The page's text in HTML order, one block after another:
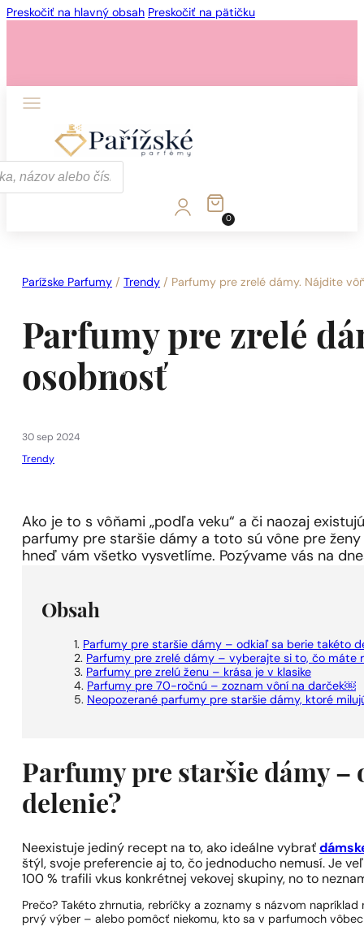
Preskočiť na hlavný obsah Preskočiť na pätičku
1 - 3 ks.
1 - 3 ks.
0
Parížske Parfumy / Trendy / Parfumy pre zrelé dámy. Nájdite
Parfumy pre zrelé
osobnosť
30 sep 2024
Trendy
Ako je to s vôňami „podľa veku“ a či naozaj
parfumy pre staršie dámy a toto sú vône pre
hneď vám všetko vysvetlíme. Pozývame vás na
Obsah
Parfumy pre staršie dámy – odkiaľ sa berie takéto
Parfumy pre zrelé dámy – vyberajte si to, čo máte
Parfumy pre zrelú ženu – krása je v klasike
Parfumy pre 70-ročnú – zoznam vôní na darček￼
Neopozerané parfumy pre staršie dámy, ktoré
Parfumy pre staršie dámy –
delenie?
Neexistuje jediný recept na to, ako ideálne vybrať
štýl, svoje preferencie aj to, čo jednoducho nemusí. Je
100 % trafili vkus konkrétnej vekovej skupiny, no to
Prečo? Takéto zhrnutia, rebríčky a zoznamy s názvom napríklad
prvý výber – alebo pomôcť niekomu, kto sa v parfumoch